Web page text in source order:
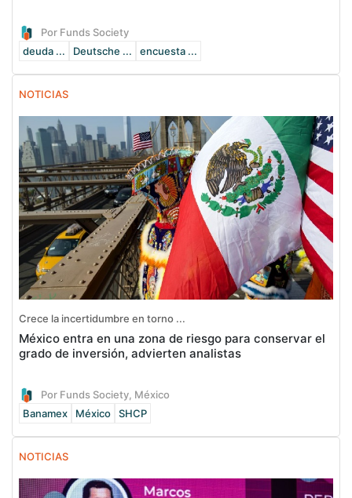
Por Funds Society
deuda ...
Deutsche ... encuesta ...
NOTICIAS
Crece la incertidumbre en torno ...
México entra en una zona de riesgo para conservar el
grado de inversión, advierten analistas
Por Funds Society, México
Banamex
México SHCP
NOTICIAS